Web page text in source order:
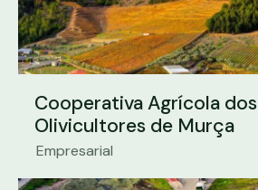
Cooperativa Agrícola dos
Olivicultores de Murça
Empresarial